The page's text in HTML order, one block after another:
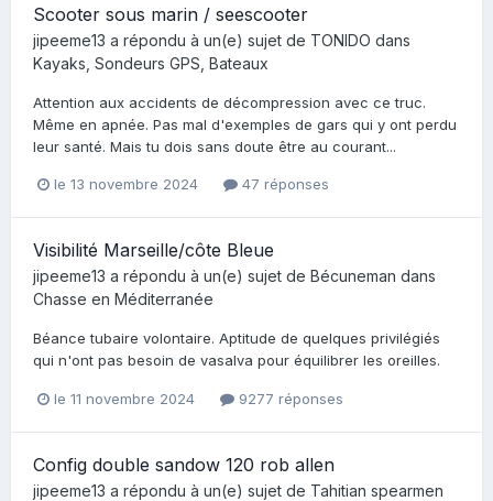
Scooter sous marin / seescooter
jipeeme13 a répondu à un(e) sujet de TONIDO dans
Kayaks, Sondeurs GPS, Bateaux
Attention aux accidents de décompression avec ce truc.
Même en apnée. Pas mal d'exemples de gars qui y ont perdu
leur santé. Mais tu dois sans doute être au courant...
le 13 novembre 2024 47 réponses
Visibilité Marseille/côte Bleue
jipeeme13 a répondu à un(e) sujet de Bécuneman dans
Chasse en Méditerranée
Béance tubaire volontaire. Aptitude de quelques privilégiés
qui n'ont pas besoin de vasalva pour équilibrer les oreilles.
le 11 novembre 2024 9277 réponses
Config double sandow 120 rob allen
jipeeme13 a répondu à un(e) sujet de Tahitian spearmen